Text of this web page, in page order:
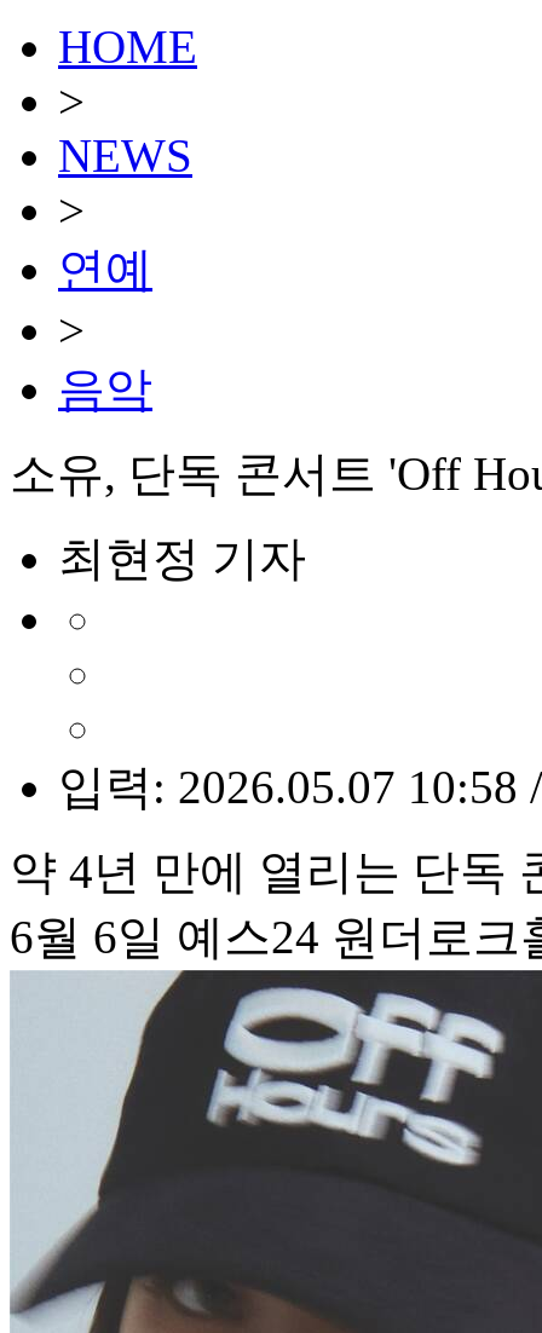
HOME
>
NEWS
>
연예
>
음악
소유, 단독 콘서트 'Off
최현정 기자
입력: 2026.05.07 10:58
약 4년 만에 열리는 단독
6월 6일 예스24 원더로크